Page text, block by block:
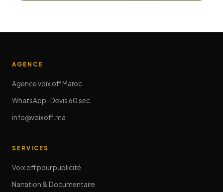
AGENCE
Agence voix off Maroc
WhatsApp · Devis 60 sec
info@voixoff.ma
SERVICES
Voix off pour publicité
Narration & Documentaire